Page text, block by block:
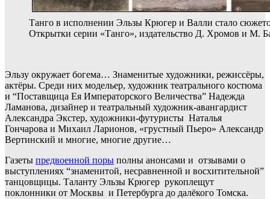
Танго в исполнении Эльзы Крюгер и Валли стало
Открытки серии «Танго», издательство Д. Хромов и М.
Эльзу окружает богема… Знаменитые художники, режиссёры,
актёры. Среди них модельер, художник театрального костюма
и “Поставщица Ея Императорского Величества” Надежда
Ламанова, дизайнер и театральный художник-авангардист
Александра Экстер, художники-футуристы Наталья
Гончарова и Михаил Ларионов, «грустный Пьеро» Александр
Вертинский и многие, многие другие…
Газеты предвоенной поры полны анонсами и отзывами о
выступлениях “знаменитой, несравненной и восхитительной”
танцовщицы. Таланту Эльзы Крюгер рукоплещут
поклонники от Москвы и Петербурга до далёкого Томска.